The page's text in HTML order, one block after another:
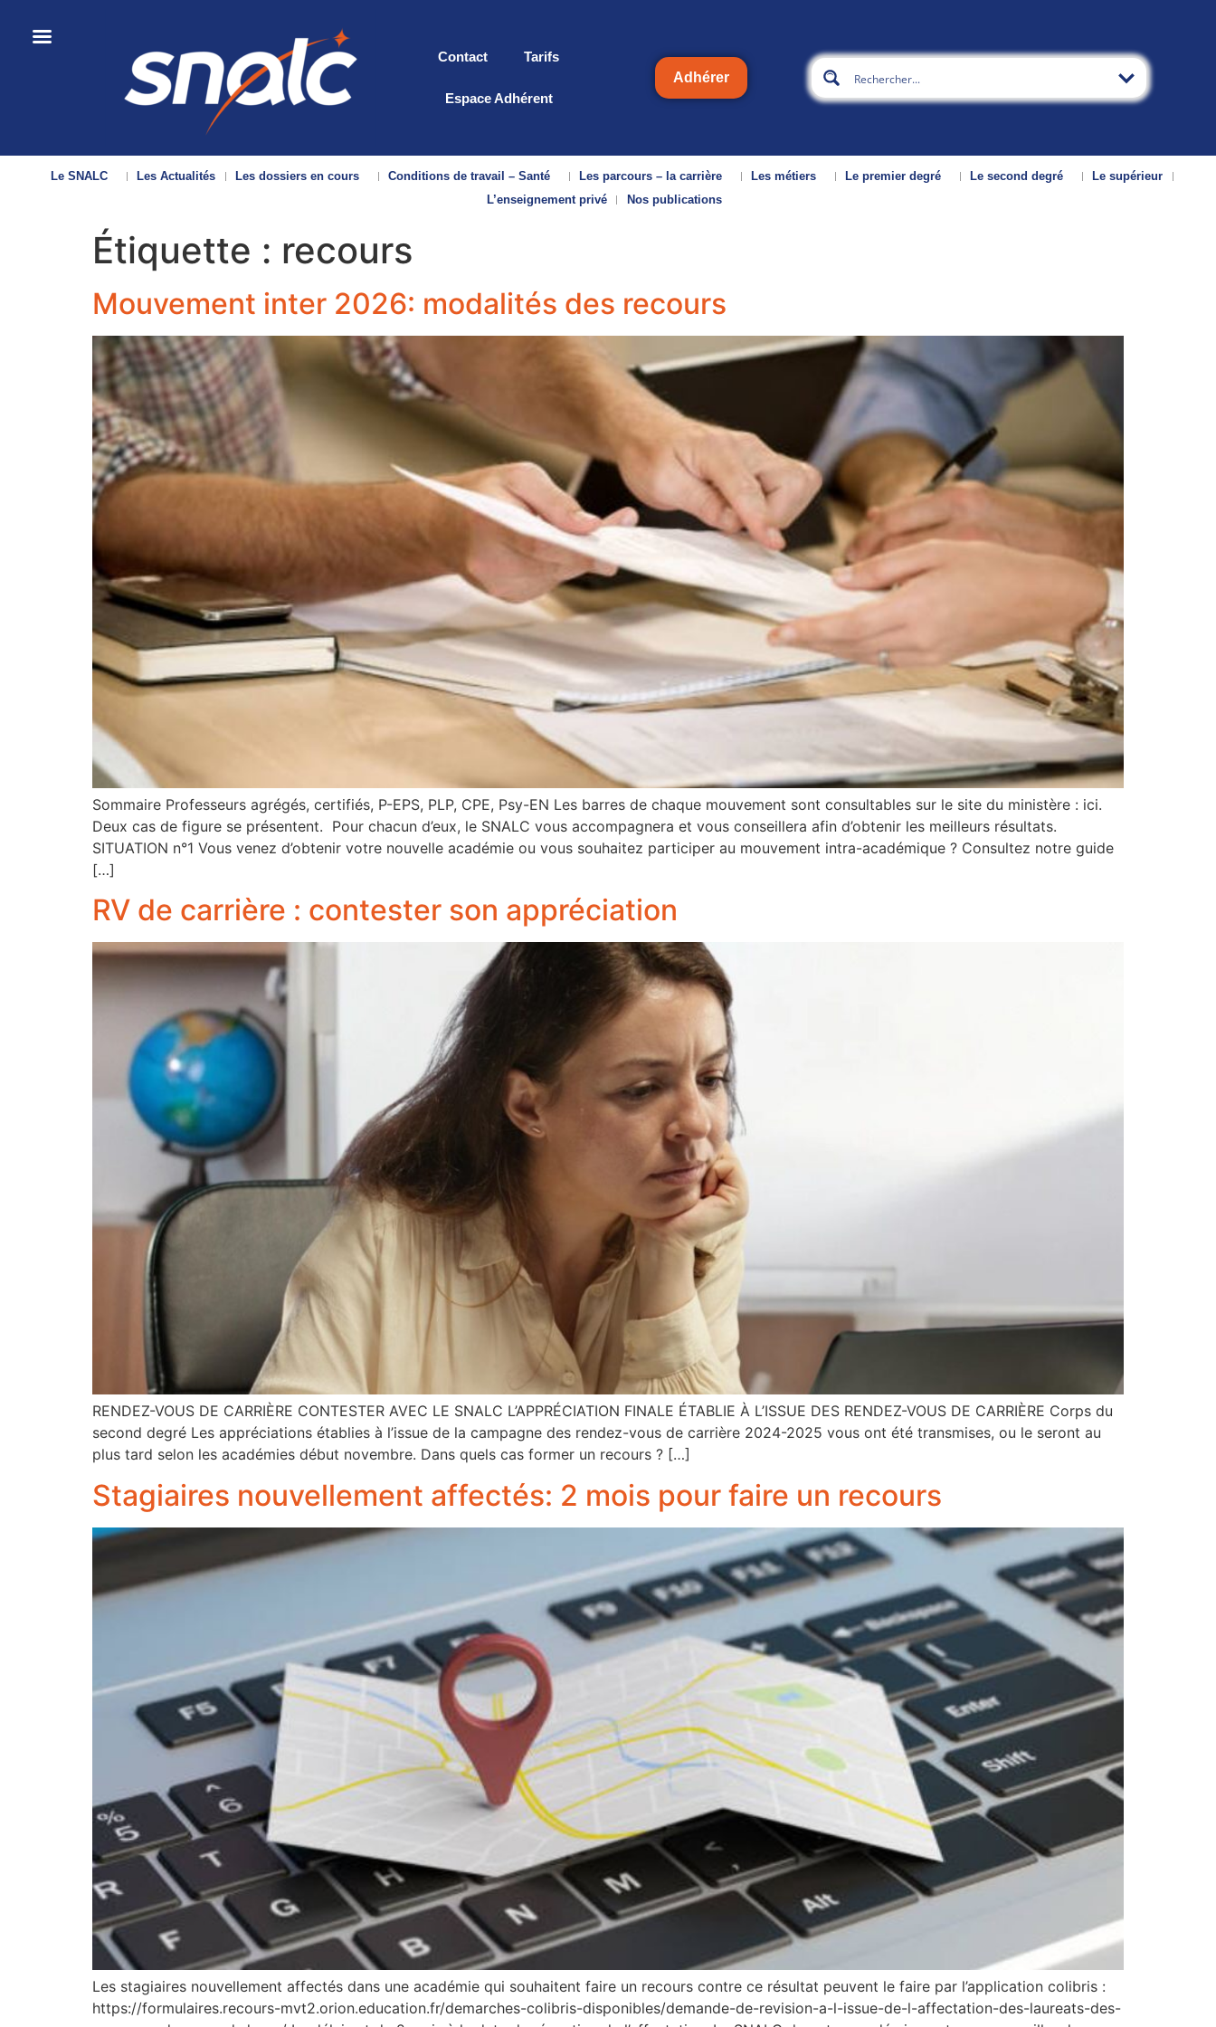
Contact Tarifs
Espace Adhérent
Adhérer
Le SNALC Les Actualités Les dossiers en cours Conditions de travail – Santé Les parcours – la carrière Les métiers Le premier degré Le second degré
Le supérieur
L’enseignement privé
Nos publications
Étiquette : recours
Mouvement inter 2026: modalités des recours
Sommaire Professeurs agrégés, certifiés, P-EPS, PLP, CPE, Psy-EN Les barres de chaque mouvement sont consultables sur le site du ministère : ici.
Deux cas de figure se présentent. Pour chacun d’eux, le SNALC vous accompagnera et vous conseillera afin d’obtenir les meilleurs résultats.
SITUATION n°1 Vous venez d’obtenir votre nouvelle académie ou vous souhaitez participer au mouvement intra-académique ? Consultez notre guide
[…]
RV de carrière : contester son appréciation
RENDEZ-VOUS DE CARRIÈRE CONTESTER AVEC LE SNALC L’APPRÉCIATION FINALE ÉTABLIE À L’ISSUE DES RENDEZ-VOUS DE CARRIÈRE Corps du
second degré Les appréciations établies à l’issue de la campagne des rendez-vous de carrière 2024-2025 vous ont été transmises, ou le seront au
plus tard selon les académies début novembre. Dans quels cas former un recours ? […]
Stagiaires nouvellement affectés: 2 mois pour faire un recours
Les stagiaires nouvellement affectés dans une académie qui souhaitent faire un recours contre ce résultat peuvent le faire par l’application colibris :
https://formulaires.recours-mvt2.orion.education.fr/demarches-colibris-disponibles/demande-de-revision-a-l-issue-de-l-affectation-des-laureats-des-